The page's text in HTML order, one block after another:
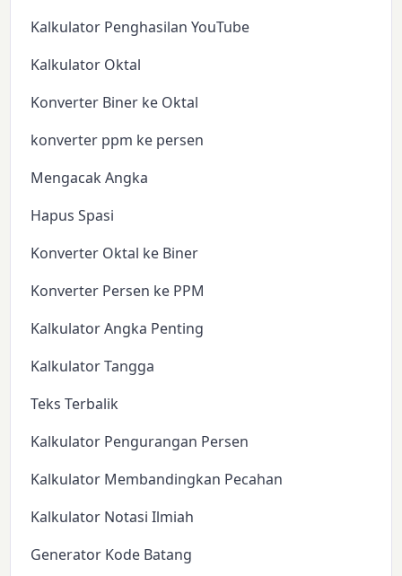
Kalkulator Penghasilan YouTube
Kalkulator Oktal
Konverter Biner ke Oktal
konverter ppm ke persen
Mengacak Angka
Hapus Spasi
Konverter Oktal ke Biner
Konverter Persen ke PPM
Kalkulator Angka Penting
Kalkulator Tangga
Teks Terbalik
Kalkulator Pengurangan Persen
Kalkulator Membandingkan Pecahan
Kalkulator Notasi Ilmiah
Generator Kode Batang